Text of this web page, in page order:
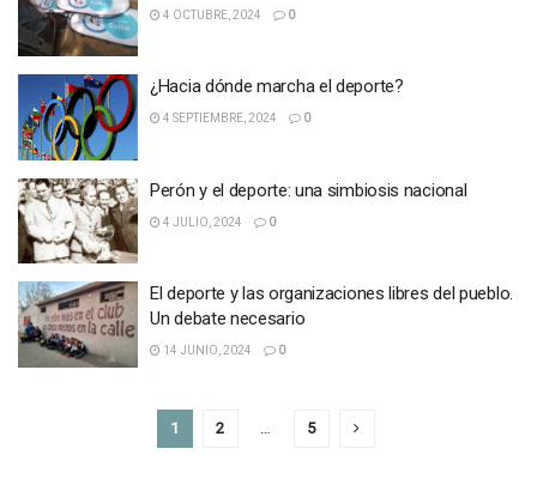
4 OCTUBRE, 2024 0
¿Hacia dónde marcha el deporte?
4 SEPTIEMBRE, 2024 0
Perón y el deporte: una simbiosis nacional
4 JULIO, 2024 0
El deporte y las organizaciones libres del pueblo.
Un debate necesario
14 JUNIO, 2024 0
1 2 5